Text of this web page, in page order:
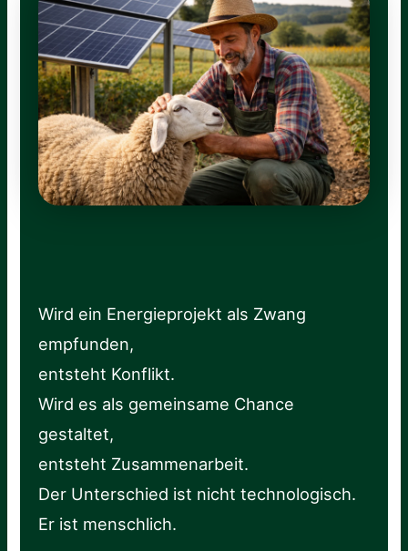
Wird ein Energieprojekt als Zwang
empfunden,
entsteht Konflikt.
Wird es als gemeinsame Chance
gestaltet,
entsteht Zusammenarbeit.
Der Unterschied ist nicht technologisch.
Er ist menschlich.